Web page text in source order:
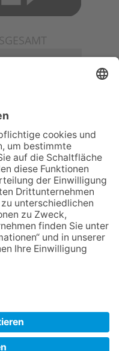
führt auch in
Stadt
Thema
zum Start ins
wird zur
FAQ